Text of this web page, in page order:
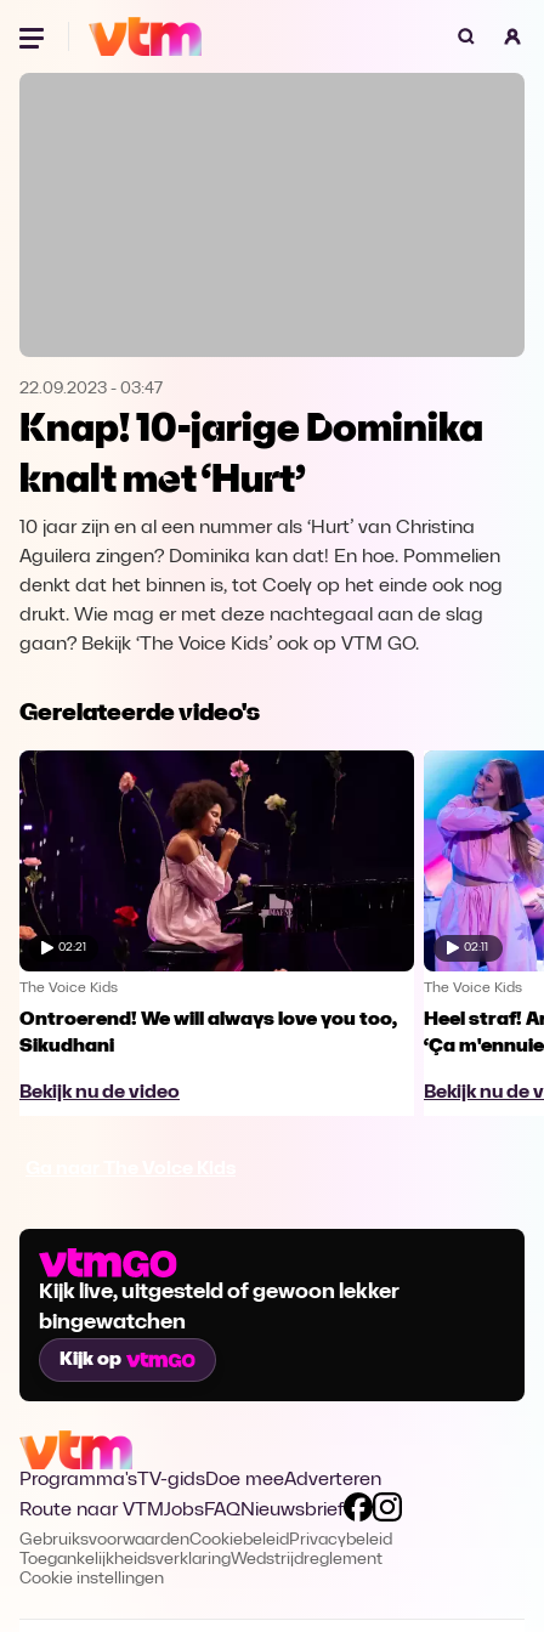
Oeps, browser niet ondersteund
Microsoft Edge Download
Opera
22.09.2023 - 03:47
Knap! 10-jarige Dominika
knalt met ‘Hurt’
10 jaar zijn en al een nummer als ‘Hurt’ van Christina
Aguilera zingen? Dominika kan dat! En hoe. Pommelien
denkt dat het binnen is, tot Coely op het einde ook nog
drukt. Wie mag er met deze nachtegaal aan de slag
gaan? Bekijk ‘The Voice Kids’ ook op VTM GO.
Gerelateerde video's
02:21
The Voice Kids
Ontroerend! We will always love you too,
Sikudhani
Bekijk nu de video
02:11
The Voice Kids
Heel straf!
‘Ça
Bekijk nu de
Kijk live, uitgesteld of gewoon lekker
bingewatchen
Kijk op
Programma's TV-gidsDoe meeAdverteren
Route naar VTMJobsFAQNieuwsbrief
GebruiksvoorwaardenCookiebeleid Privacybeleid
ToegankelijkheidsverklaringWedstrijdreglement
Cookie instellingen